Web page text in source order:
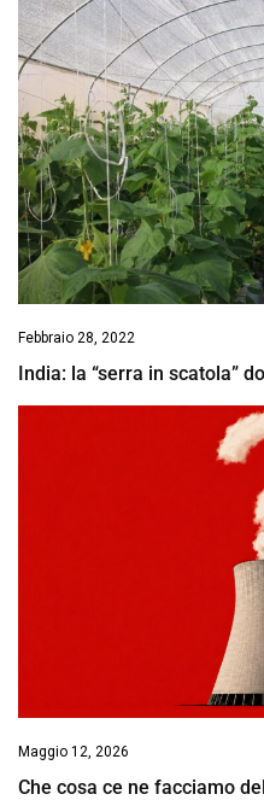
Febbraio 28, 2022
India: la “serra in scatola”
Maggio 12, 2026
Che cosa ce ne facciamo